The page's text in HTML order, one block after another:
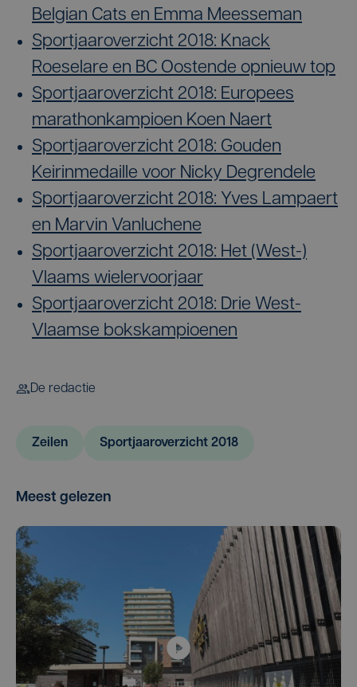
Belgian Cats en Emma Meesseman
Sportjaaroverzicht 2018: Knack
Roeselare en BC Oostende opnieuw top
Sportjaaroverzicht 2018: Europees
marathonkampioen Koen Naert
Sportjaaroverzicht 2018: Gouden
Keirinmedaille voor Nicky Degrendele
Sportjaaroverzicht 2018: Yves Lampaert
en Marvin Vanluchene
Sportjaaroverzicht 2018: Het (West-)
Vlaams wielervoorjaar
Sportjaaroverzicht 2018: Drie West-
Vlaamse bokskampioenen
De redactie
Zeilen Sportjaaroverzicht 2018
Meest gelezen